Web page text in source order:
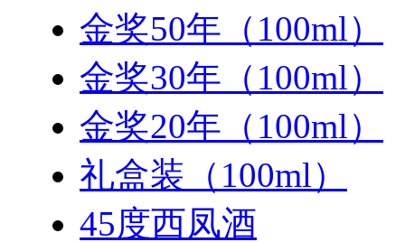
金奖50年（100ml）
金奖30年（100ml）
金奖20年（100ml）
礼盒装（100ml）
45度西凤酒